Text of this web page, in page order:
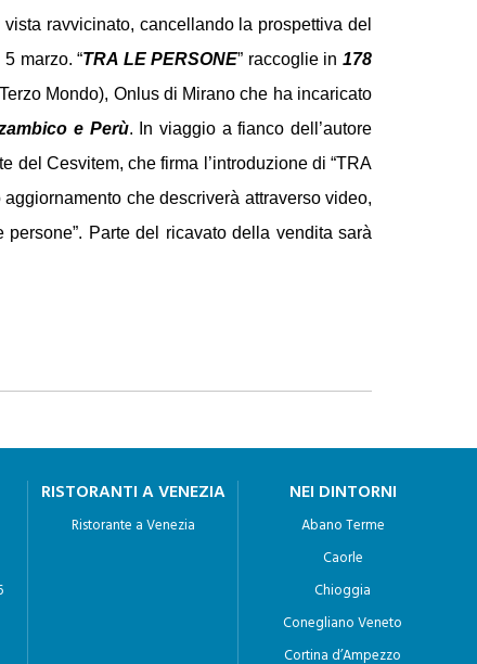
ravvicinato, cancellando la prospettiva del
marzo. “TRA LE PERSONE” raccoglie in178
Mondo), Onlus di Mirano che ha incaricato
e Perù. In viaggio a fianco dell’autore
del Cesvitem, che firma l’introduzione di “TRA
che descriverà attraverso video,
Parte del ricavato della vendita sarà
RISTORANTI A VENEZIA
Ristorante a Venezia
NEI DINTORNI
Abano Terme
Caorle
Chioggia
Conegliano Veneto
Cortina d’Ampezzo